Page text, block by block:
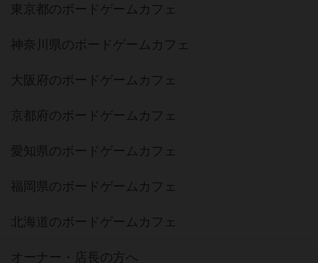
東京都のボードゲームカフェ
神奈川県のボードゲームカフェ
大阪府のボードゲームカフェ
京都府のボードゲームカフェ
愛知県のボードゲームカフェ
福岡県のボードゲームカフェ
北海道のボードゲームカフェ
オーナー・店長の方へ